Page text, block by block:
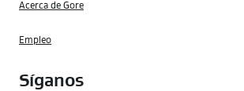
Acerca de Gore
Empleo
Síganos